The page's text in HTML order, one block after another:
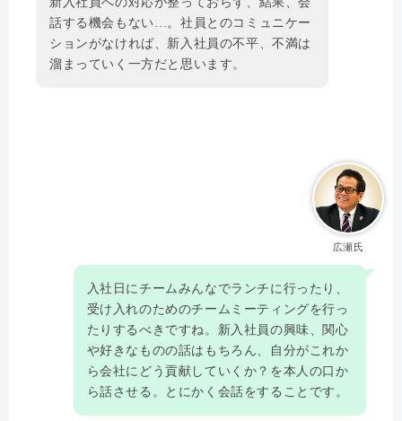
話する機会もない…。社員とのコミュニケー
ションがなければ、新入社員の不平、不満は
溜まっていく一方だと思います。
広瀬氏
入社日にチームみんなでランチに行ったり、
受け入れのためのチームミーティングを行っ
たりするべきですね。新入社員の興味、関心
や好きなものの話はもちろん、自分がこれか
ら会社にどう貢献していくか？を本人の口か
ら話させる。とにかく会話をすることです。